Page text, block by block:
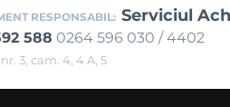
RESPONSABIL: Serviciul
588 0264 596 030 / 4402
3, cam. 4, 4 A, 5